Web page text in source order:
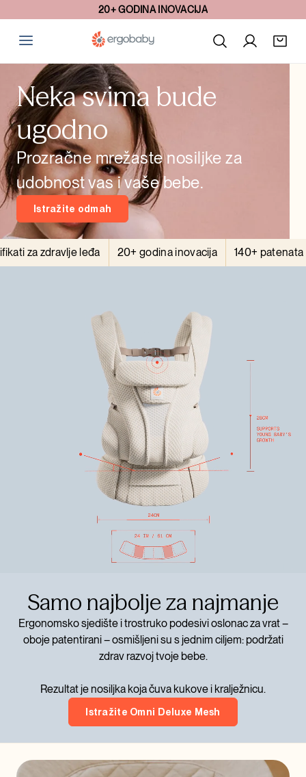
20+ GODINA INOVACIJA
Neka svima bude
ugodno
Prozračne mrežaste nosiljke za
udobnost vas i vaše bebe.
Istražite odmah
za zdravlje leđa 20+ godina inovacija 140+ patenata u
Samo najbolje za najmanje
Ergonomsko sjedište i trostruko podesivi oslonac za vrat –
oboje patentirani – osmišljeni su s jednim ciljem: podržati
zdrav razvoj tvoje bebe.
Rezultat je nosiljka koja čuva kukove i kralježnicu.
Istražite Omni Deluxe Mesh